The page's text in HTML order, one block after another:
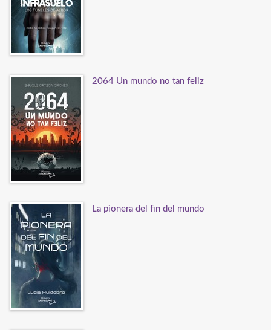
2064 Un mundo no tan feliz
La pionera del fin del mundo